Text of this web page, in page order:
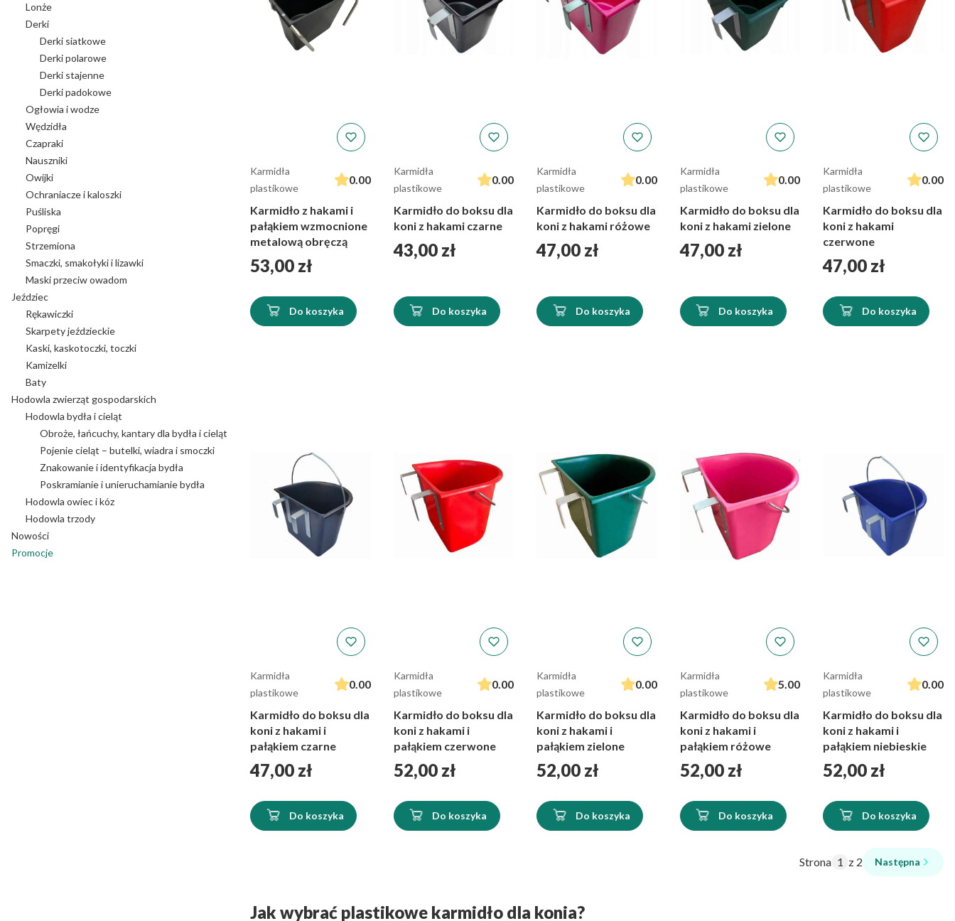
Lonże
Derki
Derki siatkowe
Derki polarowe
Derki stajenne
Derki padokowe
Ogłowia i wodze
Wędzidła
Czapraki
Nauszniki
Owijki
Ochraniacze i kaloszki
Puśliska
Popręgi
Strzemiona
Smaczki, smakołyki i lizawki
Maski przeciw owadom
Jeździec
Rękawiczki
Skarpety jeździeckie
Kaski, kaskotoczki, toczki
Kamizelki
Baty
Hodowla zwierząt gospodarskich
Hodowla bydła i cieląt
Obroże, łańcuchy, kantary dla bydła i cieląt
Pojenie cieląt – butelki, wiadra i smoczki
Znakowanie i identyfikacja bydła
Poskramianie i unieruchamianie bydła
Hodowla owiec i kóz
Hodowla trzody
Nowości
Promocje
Karmidła
plastikowe
0.00
Karmidło z hakami i
pałąkiem wzmocnione
metalową obręczą
Cena
53,00 zł
Do koszyka
Karmidła
plastikowe
0.00
Karmidło do boksu dla
koni z hakami czarne
Cena
43,00 zł
Do koszyka
Karmidła
plastikowe
0.00
Karmidło do boksu dla
koni z hakami różowe
Cena
47,00 zł
Do koszyka
Karmidła
plastikowe
0.00
Karmidło do boksu dla
koni z hakami zielone
Cena
47,00 zł
Do koszyka
Karmidła
plastikowe
0.00
Karmidło do boksu dla
koni z hakami
czerwone
Cena
47,00 zł
Do koszyka
Karmidła
plastikowe
0.00
Karmidło do boksu dla
koni z hakami i
pałąkiem czarne
Cena
47,00 zł
Do koszyka
Karmidła
plastikowe
0.00
Karmidło do boksu dla
koni z hakami i
pałąkiem czerwone
Cena
52,00 zł
Do koszyka
Karmidła
plastikowe
0.00
Karmidło do boksu dla
koni z hakami i
pałąkiem zielone
Cena
52,00 zł
Do koszyka
Karmidła
plastikowe
5.00
Karmidło do boksu dla
koni z hakami i
pałąkiem różowe
Cena
52,00 zł
Do koszyka
Karmidła
plastikowe
0.00
Karmidło do boksu dla
koni z hakami i
pałąkiem niebieskie
Cena
52,00 zł
Do koszyka
Strona z 2 Następna
Jak wybrać plastikowe karmidło dla konia?